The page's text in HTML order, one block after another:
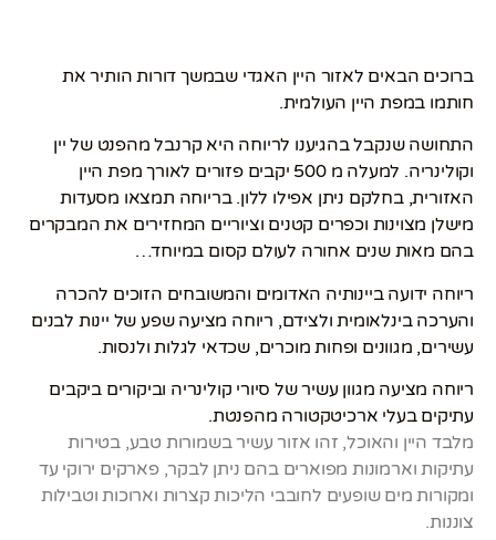
ברוכים הבאים לאזור היין האגדי שבמשך דורות הותיר את
חותמו במפת היין העולמית.
התחושה שנקבל בהגיענו לריוחה היא קרנבל מהפנט של יין
וקולינריה. למעלה מ 500 יקבים פזורים לאורך מפת היין
האזורית, בחלקם ניתן אפילו ללון. בריוחה תמצאו מסעדות
מישלן מצוינות וכפרים קטנים וציוריים המחזירים את המבקרים
בהם מאות שנים אחורה לעולם קסום במיוחד…
ריוחה ידועה ביינותיה האדומים והמשובחים הזוכים להכרה
והערכה בינלאומית ולצידם, ריוחה מציעה שפע של יינות לבנים
עשירים, מגוונים ופחות מוכרים, שכדאי לגלות ולנסות.
ריוחה מציעה מגוון עשיר של סיורי קולינריה וביקורים ביקבים
עתיקים בעלי ארכיטקטורה מהפנטת.
מלבד היין והאוכל, זהו אזור עשיר בשמורות טבע, בטירות
עתיקות וארמונות מפוארים בהם ניתן לבקר, פארקים ירוקי עד
ומקורות מים שופעים לחובבי הליכות קצרות וארוכות וטבילות
צוננות.